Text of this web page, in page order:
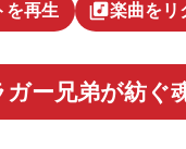
を再生 library_music楽曲をリ
ー兄弟が紡ぐ